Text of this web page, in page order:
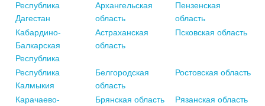
Республика
Дагестан
Архангельская
область
Пензенская
область
Кабардино-
Балкарская
Республика
Астраханская
область
Псковская область
Республика
Калмыкия
Белгородская
область
Ростовская область
Карачаево-
Брянская область Рязанская область